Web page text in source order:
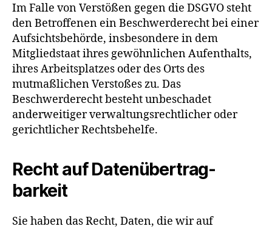
Im Falle von Verstößen gegen die DSGVO steht
den Betroffenen ein Beschwerderecht bei einer
Aufsichtsbehörde, insbesondere in dem
Mitgliedstaat ihres gewöhnlichen Aufenthalts,
ihres Arbeitsplatzes oder des Orts des
mutmaßlichen Verstoßes zu. Das
Beschwerderecht besteht unbeschadet
anderweitiger verwaltungsrechtlicher oder
gerichtlicher Rechtsbehelfe.
Recht auf Daten­übertrag­
barkeit
Sie haben das Recht, Daten, die wir auf